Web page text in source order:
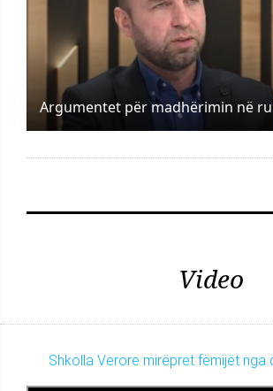
Argumentet për madhërimin në
Video
Shkolla Verore mirëpret fëmijët nga